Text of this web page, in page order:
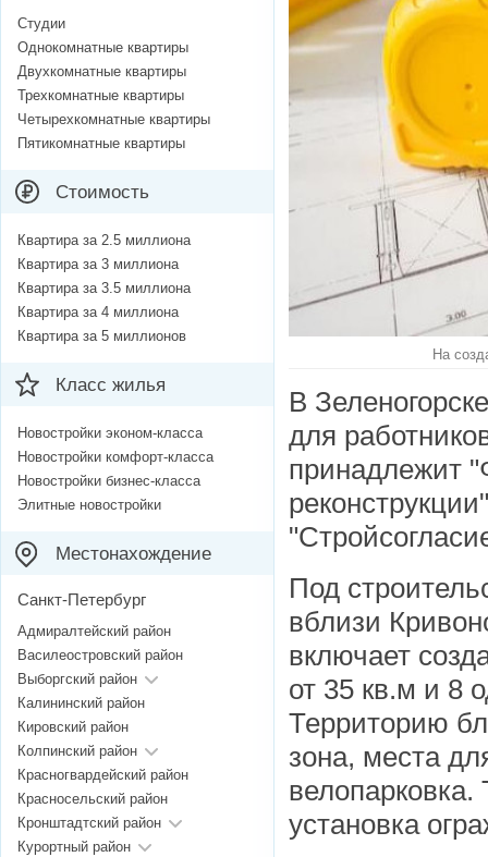
На
В
для
принадлежит
Под
вблизи
включает
от 35 кв.м и 8
Территорию
зона, места
установка
Студии
Однокомнатные квартиры
Двухкомнатные квартиры
Трехкомнатные квартиры
Четырехкомнатные квартиры
Пятикомнатные квартиры
Стоимость
Квартира за 2.5 миллиона
Квартира за 3 миллиона
Квартира за 3.5 миллиона
Квартира за 4 миллиона
Квартира за 5 миллионов
Класс жилья
Новостройки эконом-класса
Новостройки комфорт-класса
Новостройки бизнес-класса
Элитные новостройки
Местонахождение
Санкт-Петербург
Адмиралтейский район
Василеостровский район
Выборгский район
Калининский район
Кировский район
Колпинский район
Красногвардейский район
Красносельский район
Кронштадтский район
Курортный район